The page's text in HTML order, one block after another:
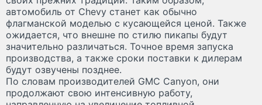
автомобиль от Chevy станет как обычно
флагманской моделью с кусающейся ценой. Также
ожидается, что внешне по стилю пикапы будут
значительно различаться. Точное время запуска
производства, а также сроки поставки к дилерам
будут озвучены позднее.
По словам производителей GMC Canyon, они
продолжают свою интенсивную работу,